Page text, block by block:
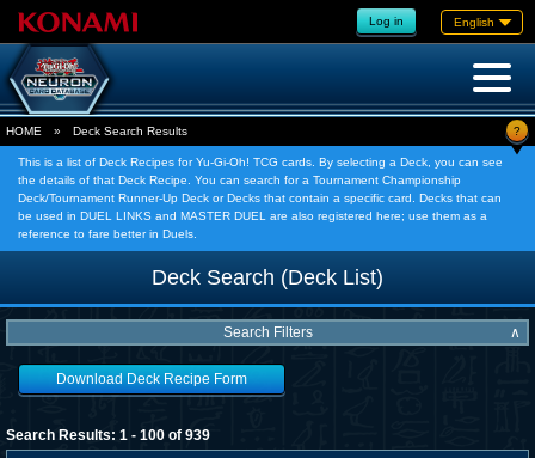
Log in English
HOME » Deck Search Results ?
This is a list of Deck Recipes for Yu-Gi-Oh! TCG cards. By selecting a Deck, you can see
the details of that Deck Recipe. You can search for a Tournament Championship
Deck/Tournament Runner-Up Deck or Decks that contain a specific card. Decks that can
be used in DUEL LINKS and MASTER DUEL are also registered here; use them as a
reference to fare better in Duels.
Deck Search (Deck List)
Search Filters ∧
Download Deck Recipe Form
Search Results: 1 - 100 of 939